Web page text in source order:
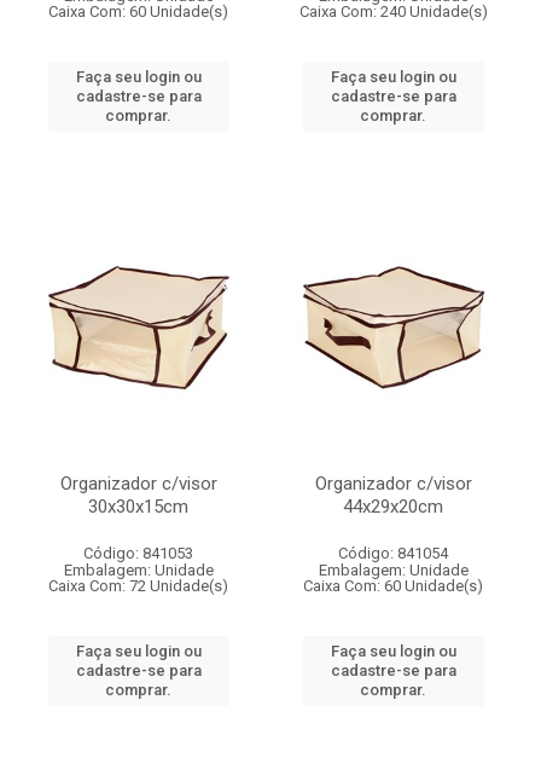
Caixa Com: 60 Unidade(s)
Faça seu login ou
cadastre-se para
comprar.
Caixa Com: 240 Unidade(s)
Faça seu login ou
cadastre-se para
comprar.
Organizador c/visor
30x30x15cm
Código: 841053
Embalagem: Unidade
Caixa Com: 72 Unidade(s)
Faça seu login ou
cadastre-se para
comprar.
Organizador c/visor
44x29x20cm
Código: 841054
Embalagem: Unidade
Caixa Com: 60 Unidade(s)
Faça seu login ou
cadastre-se para
comprar.